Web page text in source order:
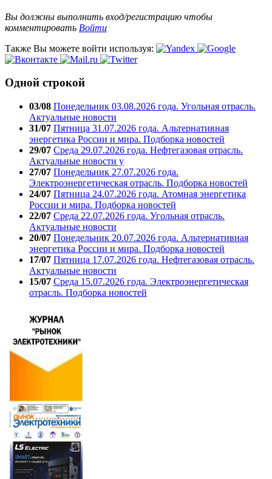
Вы должны выполнить вход/регистрацию чтобы
комментировать Войти
Также Вы можете войти используя:
Одной строкой
03/08 Понедельник 03.08.2026 года. Угольная отрасль.
Актуальные новости
31/07 Пятница 31.07.2026 года. Альтернативная
энергетика России и мира. Подборка новостей
29/07 Среда 29.07.2026 года. Нефтегазовая отрасль.
Актуальные новости у
27/07 Понедельник 27.07.2026 года.
Электроэнергетическая отрасль. Подборка новостей
24/07 Пятница 24.07.2026 года. Атомная энергетика
России и мира. Подборка новостей
22/07 Среда 22.07.2026 года. Угольная отрасль.
Актуальные новости
20/07 Понедельник 20.07.2026 года. Альтернативная
энергетика России и мира. Подборка новостей
17/07 Пятница 17.07.2026 года. Нефтегазовая отрасль.
Актуальные новости
15/07 Среда 15.07.2026 года. Электроэнергетическая
отрасль. Подборка новостей